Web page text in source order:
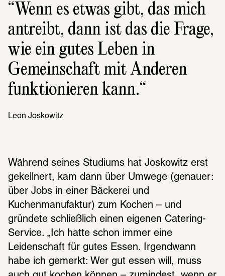
Wenn es etwas gibt, das mich
antreibt, dann ist das die Frage,
wie ein gutes Leben in
Gemeinschaft mit Anderen
funktionieren kann.
Leon Joskowitz
Während seines Studiums hat Joskowitz erst
gekellnert, kam dann über Umwege (genauer:
über Jobs in einer Bäckerei und
Kuchenmanufaktur) zum Kochen – und
gründete schließlich einen eigenen Catering-
Service. „Ich hatte schon immer eine
Leidenschaft für gutes Essen. Irgendwann
habe ich gemerkt: Wer gut essen will, muss